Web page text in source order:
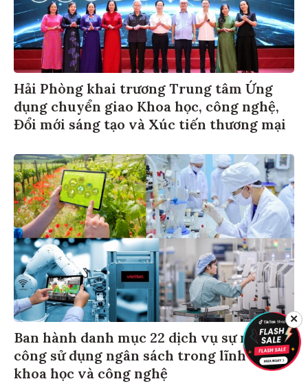
Hải Phòng khai trương Trung tâm Ứng
dụng chuyển giao Khoa học, công nghệ,
Đổi mới sáng tạo và Xúc tiến thương mại
Ban hành danh mục 22 dịch vụ sự nghiệp
công sử dụng ngân sách trong lĩnh vực
khoa học và công nghệ
✕